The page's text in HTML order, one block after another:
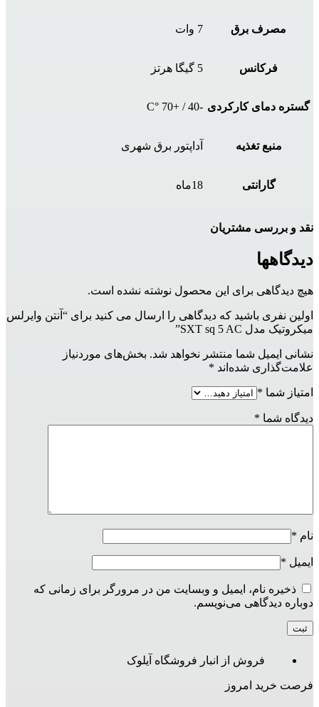
مصرف برق 7 وات
فرکانس 5 گیگا هرتز
گستره دمای کارکردی -40 / +70 °C
منبع تغذیه آداپتور برق شهری
گارانتی 18ماه
نقد و بررسی مشتریان
دیدگاهها
هیچ دیدگاهی برای این محصول نوشته نشده است.
اولین نفری باشید که دیدگاهی را ارسال می کنید برای “آنتن وایرلس
میکروتیک مدل SXT sq 5 AC”
نشانی ایمیل شما منتشر نخواهد شد. بخش‌های موردنیاز
علامت‌گذاری شده‌اند *
امتیاز شما *
دیدگاه شما *
نام *
ایمیل *
ذخیره نام، ایمیل و وبسایت من در مرورگر برای زمانی که
دوباره دیدگاهی می‌نویسم.
فروش از انبار فروشگاه آیلوک
فرصت خرید امروز